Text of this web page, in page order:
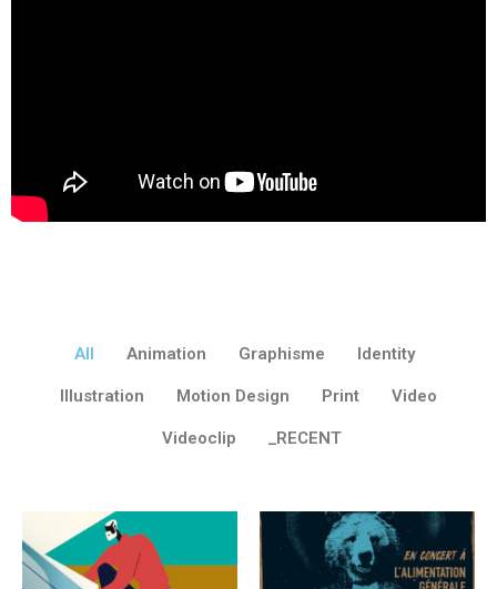
All Animation Graphisme Identity
Illustration Motion Design Print Video
Videoclip _RECENT